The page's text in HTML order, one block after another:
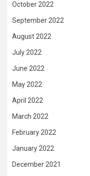
October 2022
September 2022
August 2022
July 2022
June 2022
May 2022
April 2022
March 2022
February 2022
January 2022
December 2021